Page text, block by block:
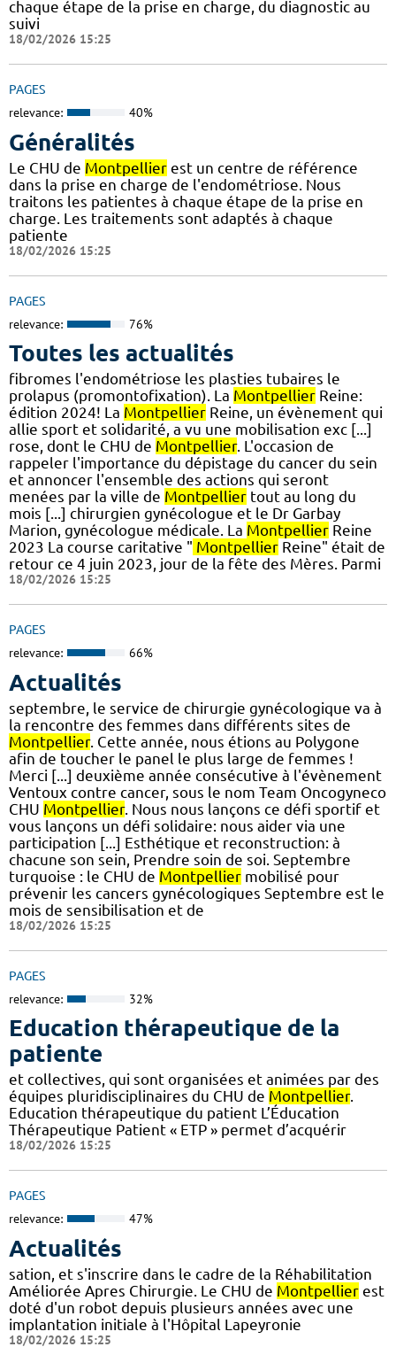
chaque étape de la prise en charge, du diagnostic au
suivi
18/02/2026 15:25
PAGES
relevance: 40%
Généralités
Le CHU de Montpellier est un centre de référence
dans la prise en charge de l'endométriose. Nous
traitons les patientes à chaque étape de la prise en
charge. Les traitements sont adaptés à chaque
patiente
18/02/2026 15:25
PAGES
relevance: 76%
Toutes les actualités
fibromes l'endométriose les plasties tubaires le
prolapus (promontofixation). La Montpellier Reine:
édition 2024! La Montpellier Reine, un évènement qui
allie sport et solidarité, a vu une mobilisation exc [...]
rose, dont le CHU de Montpellier. L'occasion de
rappeler l'importance du dépistage du cancer du sein
et annoncer l'ensemble des actions qui seront
menées par la ville de Montpellier tout au long du
mois [...] chirurgien gynécologue et le Dr Garbay
Marion, gynécologue médicale. La Montpellier Reine
2023 La course caritative " Montpellier Reine" était de
retour ce 4 juin 2023, jour de la fête des Mères. Parmi
18/02/2026 15:25
PAGES
relevance: 66%
Actualités
septembre, le service de chirurgie gynécologique va à
la rencontre des femmes dans différents sites de
Montpellier. Cette année, nous étions au Polygone
afin de toucher le panel le plus large de femmes !
Merci [...] deuxième année consécutive à l'évènement
Ventoux contre cancer, sous le nom Team Oncogyneco
CHU Montpellier. Nous nous lançons ce défi sportif et
vous lançons un défi solidaire: nous aider via une
participation [...] Esthétique et reconstruction: à
chacune son sein, Prendre soin de soi. Septembre
turquoise : le CHU de Montpellier mobilisé pour
prévenir les cancers gynécologiques Septembre est le
mois de sensibilisation et de
18/02/2026 15:25
PAGES
relevance: 32%
Education thérapeutique de la
patiente
et collectives, qui sont organisées et animées par des
équipes pluridisciplinaires du CHU de Montpellier.
Education thérapeutique du patient L’Éducation
Thérapeutique Patient « ETP » permet d’acquérir
18/02/2026 15:25
PAGES
relevance: 47%
Actualités
sation, et s'inscrire dans le cadre de la Réhabilitation
Améliorée Apres Chirurgie. Le CHU de Montpellier est
doté d'un robot depuis plusieurs années avec une
implantation initiale à l'Hôpital Lapeyronie
18/02/2026 15:25